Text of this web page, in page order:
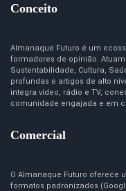
Conceito
Almanaque Futuro é um
formadores de opinião.
Sustentabilidade, Cultura,
profundas e artigos de alto
integra vídeo, rádio e TV,
comunidade engajada e em
Comercial
O Almanaque Futuro oferece
formatos padronizados